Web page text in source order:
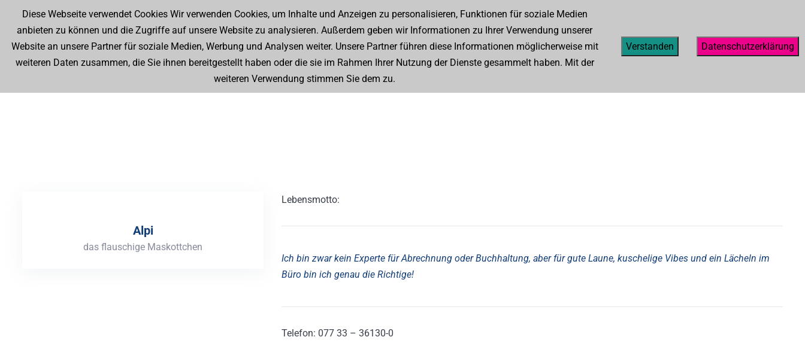
Friedrich-List-Str. 9, 78234 Engen-Welschingen +49 (0) 7733 36130 0 info@sagodent.de
Home Leistungen & Vorteile Über Uns Team Kontakt
Alpi
das flauschige Maskottchen
Lebensmotto:
Ich bin zwar kein Experte für Abrechnung oder Buchhaltung, aber für gute Laune, kuschelige Vibes und ein Lächeln im
Büro bin ich genau die Richtige!
Telefon: 077 33 – 36130-0
Diese Webseite verwendet Cookies Wir verwenden Cookies, um Inhalte und Anzeigen zu personalisieren, Funktionen für soziale Medien
anbieten zu können und die Zugriffe auf unsere Website zu analysieren. Außerdem geben wir Informationen zu Ihrer Verwendung unserer
Website an unsere Partner für soziale Medien, Werbung und Analysen weiter. Unsere Partner führen diese Informationen möglicherweise mit
weiteren Daten zusammen, die Sie ihnen bereitgestellt haben oder die sie im Rahmen Ihrer Nutzung der Dienste gesammelt haben. Mit der
weiteren Verwendung stimmen Sie dem zu.
Verstanden Datenschutzerklärung